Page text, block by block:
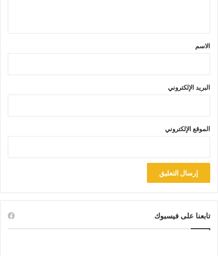
*
الاسم
البريد الإلكتروني
الموقع الإلكتروني
تابعنا على فيسبوك